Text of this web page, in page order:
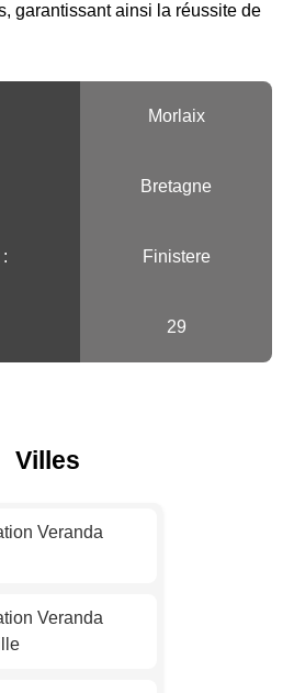
garantissant ainsi la réussite de
Morlaix
Bretagne
Finistere
29
Villes
Veranda
Veranda